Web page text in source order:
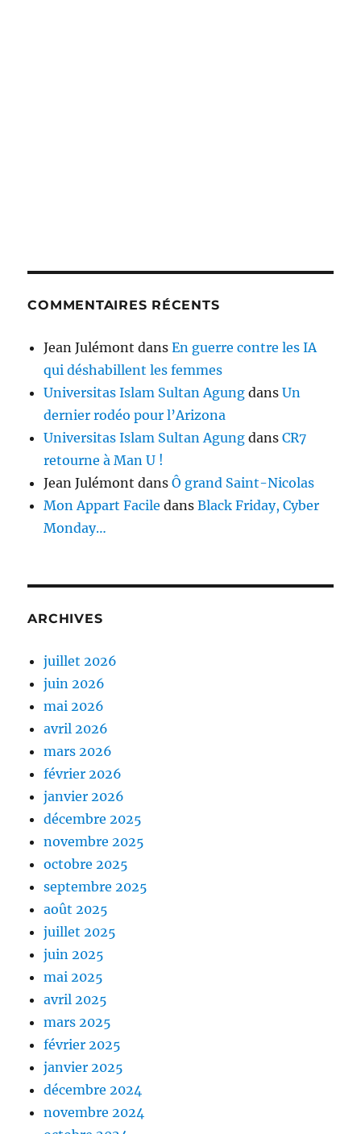
COMMENTAIRES RÉCENTS
Jean Julémont dansEn guerre contre les IA
qui déshabillent les femmes
Universitas Islam Sultan Agung dansUn
dernier rodéo pour l’Arizona
Universitas Islam Sultan Agung dansCR7
retourne à Man U !
Jean Julémont dansÔ grand Saint-Nicolas
Mon Appart Facile dansBlack Friday, Cyber
Monday…
ARCHIVES
juillet 2026
juin 2026
mai 2026
avril 2026
mars 2026
février 2026
janvier 2026
décembre 2025
novembre 2025
octobre 2025
septembre 2025
août 2025
juillet 2025
juin 2025
mai 2025
avril 2025
mars 2025
février 2025
janvier 2025
décembre 2024
novembre 2024